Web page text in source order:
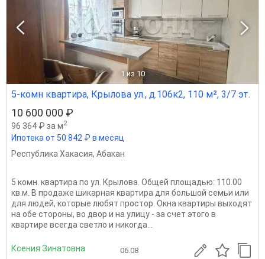
1 из 10
5-комн квартира, Крылова ул., д.106к2, 110 м², 3/7 эт.
10 600 000 ₽
96 364 ₽ за м2
Ипотека от 50 842 ₽ в месяц
Республика Хакасия, Абакан
5 комн. квартира по ул. Крылова. Общей площадью: 110.00
кв.м. В продаже шикарная квартира для большой семьи или
для людей, которые любят простор. Окна квартиры выходят
на обе стороны, во двор и на улицу - за счет этого в
квартире всегда светло и никогда...
Ксения Зинатовна 06.08